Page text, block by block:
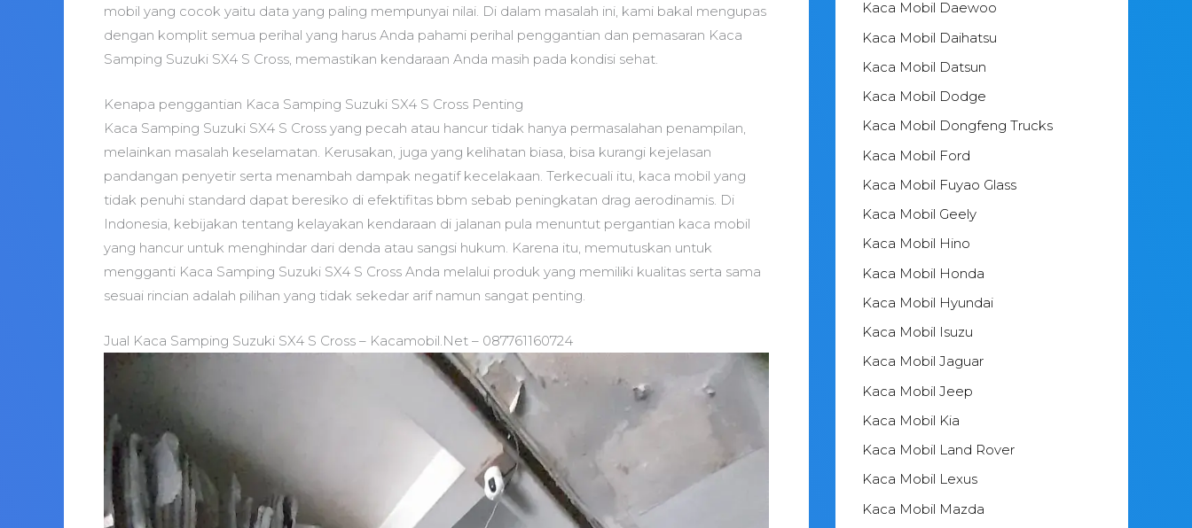
mobil yang cocok yaitu data yang paling mempunyai nilai. Di dalam masalah ini, kami bakal mengupas
dengan komplit semua perihal yang harus Anda pahami perihal penggantian dan pemasaran Kaca
Samping Suzuki SX4 S Cross, memastikan kendaraan Anda masih pada kondisi sehat.
Kenapa penggantian Kaca Samping Suzuki SX4 S Cross Penting
Kaca Samping Suzuki SX4 S Cross yang pecah atau hancur tidak hanya permasalahan penampilan,
melainkan masalah keselamatan. Kerusakan, juga yang kelihatan biasa, bisa kurangi kejelasan
pandangan penyetir serta menambah dampak negatif kecelakaan. Terkecuali itu, kaca mobil yang
tidak penuhi standard dapat beresiko di efektifitas bbm sebab peningkatan drag aerodinamis. Di
Indonesia, kebijakan tentang kelayakan kendaraan di jalanan pula menuntut pergantian kaca mobil
yang hancur untuk menghindar dari denda atau sangsi hukum. Karena itu, memutuskan untuk
mengganti Kaca Samping Suzuki SX4 S Cross Anda melalui produk yang memiliki kualitas serta sama
sesuai rincian adalah pilihan yang tidak sekedar arif namun sangat penting.
Jual Kaca Samping Suzuki SX4 S Cross – Kacamobil.Net – 087761160724
Kaca Mobil Daewoo
Kaca Mobil Daihatsu
Kaca Mobil Datsun
Kaca Mobil Dodge
Kaca Mobil Dongfeng Trucks
Kaca Mobil Ford
Kaca Mobil Fuyao Glass
Kaca Mobil Geely
Kaca Mobil Hino
Kaca Mobil Honda
Kaca Mobil Hyundai
Kaca Mobil Isuzu
Kaca Mobil Jaguar
Kaca Mobil Jeep
Kaca Mobil Kia
Kaca Mobil Land Rover
Kaca Mobil Lexus
Kaca Mobil Mazda